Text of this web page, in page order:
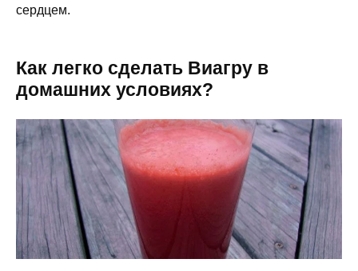
сердцем.
Как легко сделать Виагру в
домашних условиях?